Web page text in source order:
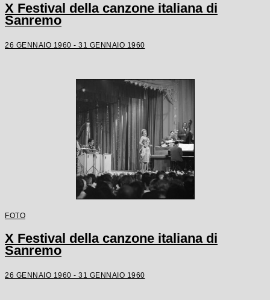
X Festival della canzone italiana di
Sanremo
26 GENNAIO 1960 - 31 GENNAIO 1960
FOTO
X Festival della canzone italiana di
Sanremo
26 GENNAIO 1960 - 31 GENNAIO 1960